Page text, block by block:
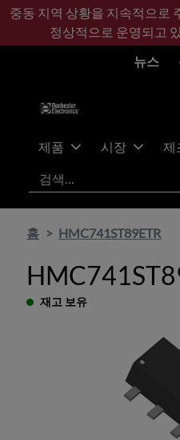
기
콘
바
글
중동 지역 상황을 지속적으로
정상적으로 운영되고
뉴스
제품 시장 제
검색
홈 HMC741ST89ETR
재고 보유